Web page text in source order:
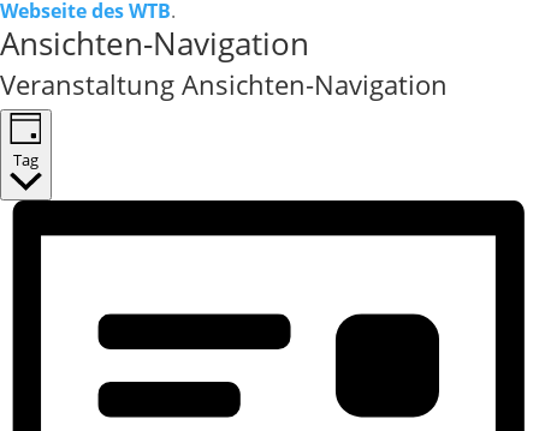
Webseite des WTB.
Veranstaltungen
für
16.Mai
2026
Ansichten-Navigation
Veranstaltung Ansichten-Navigation
Tag